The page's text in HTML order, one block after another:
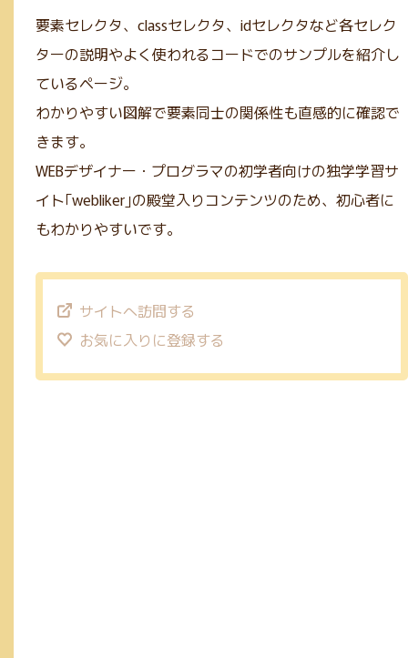
コーディング(70) Photoshop(3) 初学者向け(27)
構築チェック(10) Illustrator(1)
要素セレクタ、classセレクタ、idセレクタなど各セレク
ターの説明やよく使われるコードでのサンプルを紹介し
ているページ。
わかりやすい図解で要素同士の関係性も直感的に確認で
きます。
WEBデザイナー・プログラマの初学者向けの独学学習サ
イト｢webliker｣の殿堂入りコンテンツのため、初心者に
もわかりやすいです。
サイトへ訪問する